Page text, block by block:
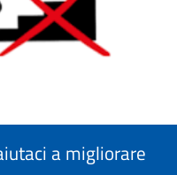
a migliorare